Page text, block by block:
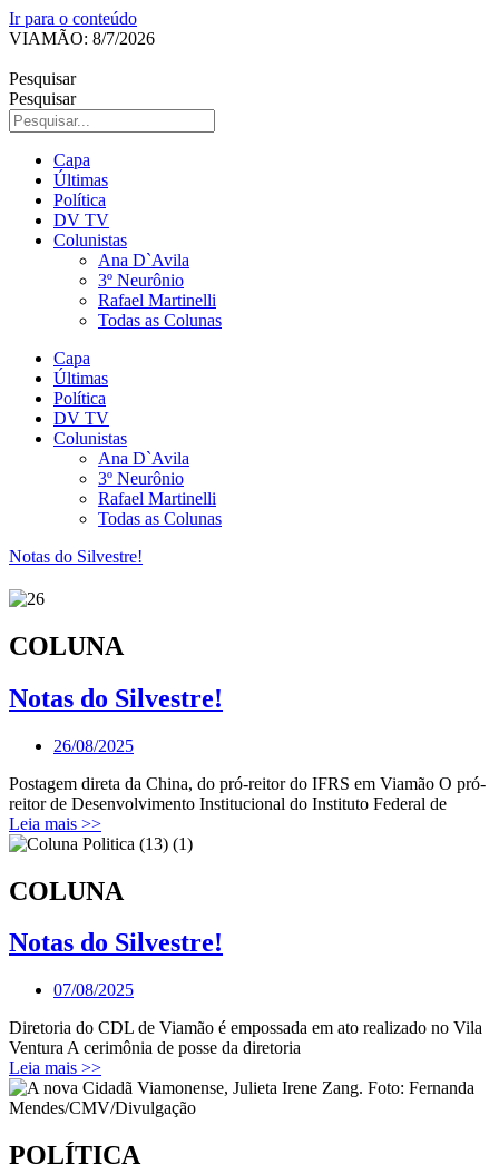
Ir para o conteúdo
VIAMÃO: 8/7/2026
Pesquisar
Pesquisar
Capa
Últimas
Política
DV TV
Colunistas
Ana D`Avila
3º Neurônio
Rafael Martinelli
Todas as Colunas
Capa
Últimas
Política
DV TV
Colunistas
Ana D`Avila
3º Neurônio
Rafael Martinelli
Todas as Colunas
Notas do Silvestre!
COLUNA
Notas do Silvestre!
26/08/2025
Postagem direta da China, do pró-reitor do IFRS em Viamão O pró-
reitor de Desenvolvimento Institucional do Instituto Federal de
Leia mais >>
COLUNA
Notas do Silvestre!
07/08/2025
Diretoria do CDL de Viamão é empossada em ato realizado no Vila
Ventura A cerimônia de posse da diretoria
Leia mais >>
POLÍTICA